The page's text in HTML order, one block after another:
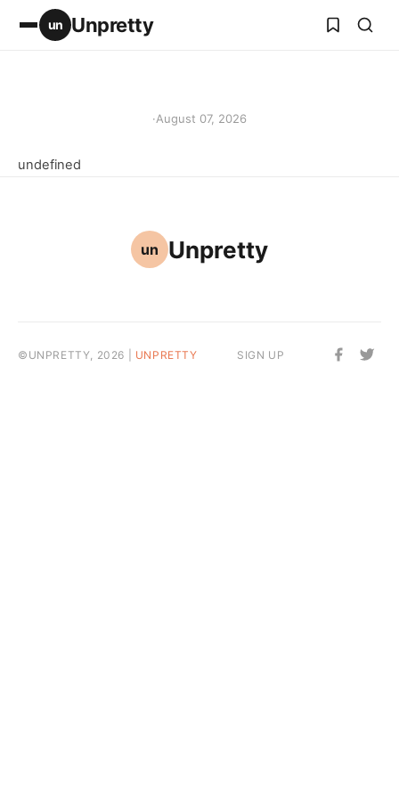
un Unpretty
·August 07, 2026
undefined
un Unpretty
©UNPRETTY, 2026 | UNPRETTY SIGN UP